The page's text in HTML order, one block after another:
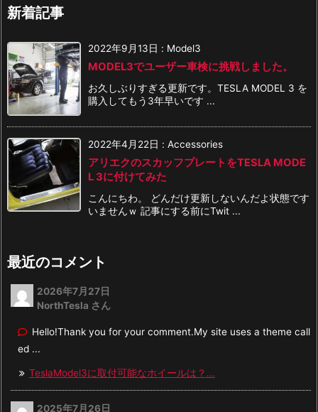
新着記事
2022年9月13日 : Model3
MODEL3でユーザー車検に挑戦しました。
お久しぶりすぎる更新です。TESLA MODEL 3 を
購入してもう3年早いです ...
2022年4月22日 : Accessories
アリエクのスカッフプレートをTESLA MODE
L 3に付けてみた
こんにちわ。 どんだけ更新しないんだよ状態です
いませんｗ 記事にする前にTwit ...
最近のコメント
2026年7月27日
NorthTesla さん
Hello!Thank you for your comment.My site uses a theme call
ed ...
TeslaModel3に取付可能なホイールは？...
2025年7月26日